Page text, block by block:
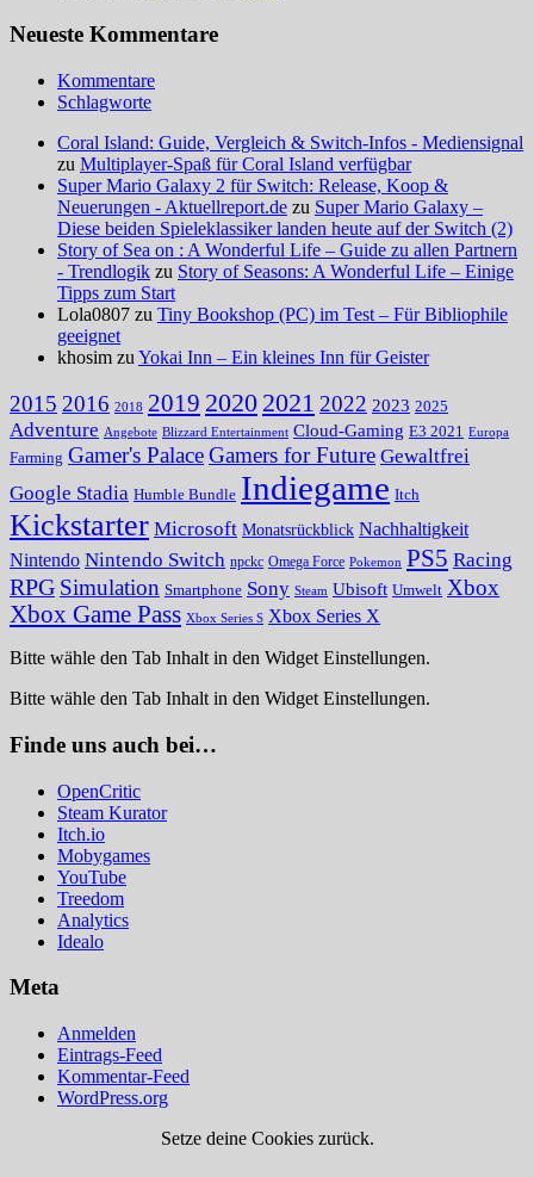
Neueste Kommentare
Kommentare
Schlagworte
Coral Island: Guide, Vergleich & Switch-Infos - Mediensignal
zu Multiplayer-Spaß für Coral Island verfügbar
Super Mario Galaxy 2 für Switch: Release, Koop &
Neuerungen - Aktuellreport.de zu Super Mario Galaxy –
Diese beiden Spieleklassiker landen heute auf der Switch (2)
Story of Sea on : A Wonderful Life – Guide zu allen Partnern
- Trendlogik zu Story of Seasons: A Wonderful Life – Einige
Tipps zum Start
Lola0807 zu Tiny Bookshop (PC) im Test – Für Bibliophile
geeignet
khosim zu Yokai Inn – Ein kleines Inn für Geister
2015 2016 2018 2019 2020 2021 2022 2023 2025
Adventure Angebote Blizzard Entertainment Cloud-Gaming E3 2021 Europa
Farming Gamer's PalaceGamers for Future Gewaltfrei
Google Stadia Humble Bundle Indiegame Itch
Kickstarter Microsoft Monatsrückblick Nachhaltigkeit
Nintendo Nintendo Switch npckc Omega Force Pokemon PS5 Racing
RPG Simulation Smartphone Sony Steam Ubisoft Umwelt Xbox
Xbox Game Pass Xbox Series S Xbox Series X
Bitte wähle den Tab Inhalt in den Widget Einstellungen.
Bitte wähle den Tab Inhalt in den Widget Einstellungen.
Finde uns auch bei…
OpenCritic
Steam Kurator
Itch.io
Mobygames
YouTube
Treedom
Analytics
Idealo
Meta
Anmelden
Eintrags-Feed
Kommentar-Feed
WordPress.org
Setze deine Cookies zurück.